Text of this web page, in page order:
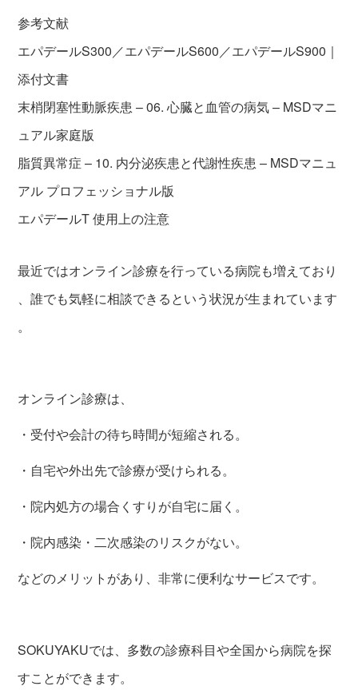
参考文献
エパデールS300／エパデールS600／エパデールS900｜
添付文書
末梢閉塞性動脈疾患 – 06. 心臓と血管の病気 – MSDマニ
ュアル家庭版
脂質異常症 – 10. 内分泌疾患と代謝性疾患 – MSDマニュ
アル プロフェッショナル版
エパデールT 使用上の注意
最近ではオンライン診療を行っている病院も増えており
、誰でも気軽に相談できるという状況が生まれています
。
オンライン診療は、
・受付や会計の待ち時間が短縮される。
・自宅や外出先で診療が受けられる。
・院内処方の場合くすりが自宅に届く。
・院内感染・二次感染のリスクがない。
などのメリットがあり、非常に便利なサービスです。
SOKUYAKUでは、多数の診療科目や全国から病院を探
すことができます。